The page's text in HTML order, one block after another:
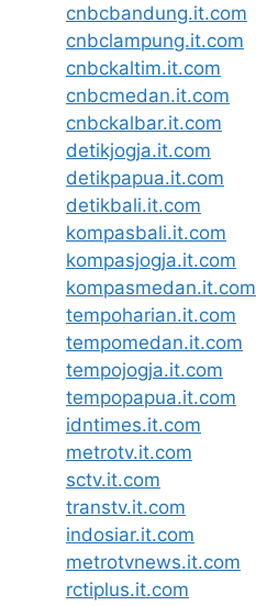
cnbcbandung.it.com
cnbclampung.it.com
cnbckaltim.it.com
cnbcmedan.it.com
cnbckalbar.it.com
detikjogja.it.com
detikpapua.it.com
detikbali.it.com
kompasbali.it.com
kompasjogja.it.com
kompasmedan.it.com
tempoharian.it.com
tempomedan.it.com
tempojogja.it.com
tempopapua.it.com
idntimes.it.com
metrotv.it.com
sctv.it.com
transtv.it.com
indosiar.it.com
metrotvnews.it.com
rctiplus.it.com